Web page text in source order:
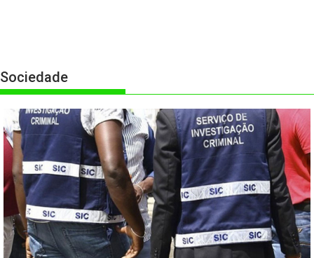
Sociedade